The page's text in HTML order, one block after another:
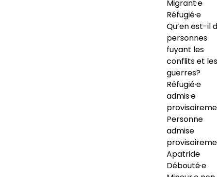
Migrant·e
Réfugié·e
Qu’en est-il
personnes
fuyant les
conflits et les
guerres?
Réfugié·e
admis·e
Personne
admise
Apatride
Débouté·e